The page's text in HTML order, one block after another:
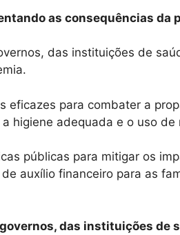
as consequências da
das instituições de
eficazes para combater a
higiene adequada e o uso de
públicas para mitigar os
auxílio financeiro para as
das instituições de